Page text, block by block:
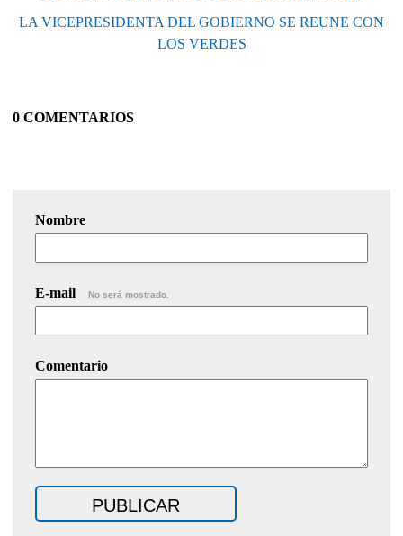
LA VICEPRESIDENTA DEL GOBIERNO SE REUNE CON
LOS VERDES
0 COMENTARIOS
Nombre
E-mail No será mostrado.
Comentario